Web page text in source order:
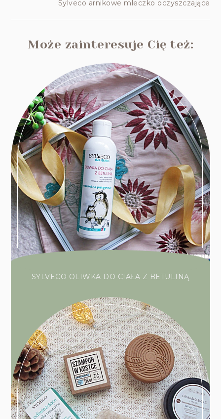
Sylveco arnikowe mleczko oczyszczające
Może zainteresuje Cię też:
SYLVECO OLIWKA DO CIAŁA Z BETULINĄ